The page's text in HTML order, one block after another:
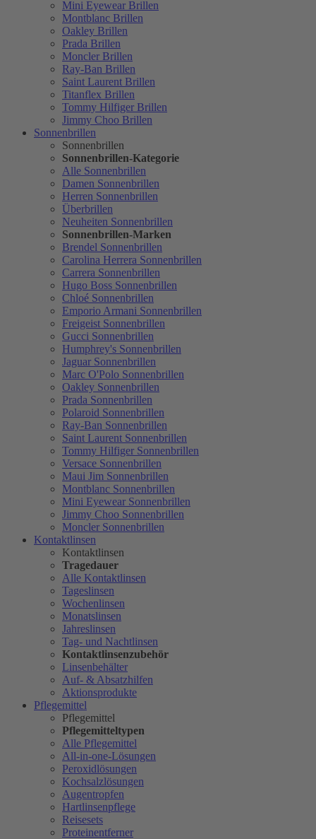
Mini Eyewear Brillen
Montblanc Brillen
Oakley Brillen
Prada Brillen
Moncler Brillen
Ray-Ban Brillen
Saint Laurent Brillen
Titanflex Brillen
Tommy Hilfiger Brillen
Jimmy Choo Brillen
Sonnenbrillen
Sonnenbrillen
Sonnenbrillen-Kategorie
Alle Sonnenbrillen
Damen Sonnenbrillen
Herren Sonnenbrillen
Überbrillen
Neuheiten Sonnenbrillen
Sonnenbrillen-Marken
Brendel Sonnenbrillen
Carolina Herrera Sonnenbrillen
Carrera Sonnenbrillen
Hugo Boss Sonnenbrillen
Chloé Sonnenbrillen
Emporio Armani Sonnenbrillen
Freigeist Sonnenbrillen
Gucci Sonnenbrillen
Humphrey's Sonnenbrillen
Jaguar Sonnenbrillen
Marc O'Polo Sonnenbrillen
Oakley Sonnenbrillen
Prada Sonnenbrillen
Polaroid Sonnenbrillen
Ray-Ban Sonnenbrillen
Saint Laurent Sonnenbrillen
Tommy Hilfiger Sonnenbrillen
Versace Sonnenbrillen
Maui Jim Sonnenbrillen
Montblanc Sonnenbrillen
Mini Eyewear Sonnenbrillen
Jimmy Choo Sonnenbrillen
Moncler Sonnenbrillen
Kontaktlinsen
Kontaktlinsen
Tragedauer
Alle Kontaktlinsen
Tageslinsen
Wochenlinsen
Monatslinsen
Jahreslinsen
Tag- und Nachtlinsen
Kontaktlinsenzubehör
Linsenbehälter
Auf- & Absatzhilfen
Aktionsprodukte
Pflegemittel
Pflegemittel
Pflegemitteltypen
Alle Pflegemittel
All-in-one-Lösungen
Peroxidlösungen
Kochsalzlösungen
Augentropfen
Hartlinsenpflege
Reisesets
Proteinentferner